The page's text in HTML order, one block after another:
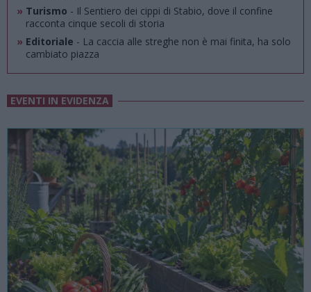
» Turismo - Il Sentiero dei cippi di Stabio, dove il confine
racconta cinque secoli di storia
» Editoriale - La caccia alle streghe non è mai finita, ha solo
cambiato piazza
EVENTI IN EVIDENZA